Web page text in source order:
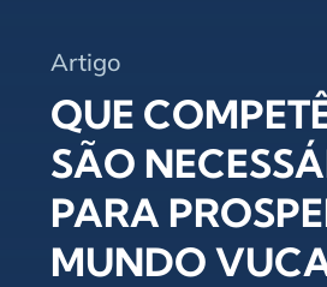
Artigo
QUE
SÃO
PARA
MUNDO